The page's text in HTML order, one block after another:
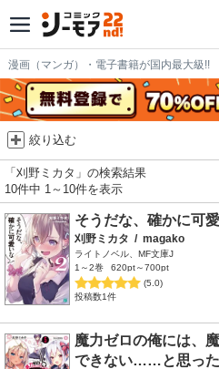
漫画（マンガ）・電子書籍が国内最大級!!
絞り込む
「刈野ミカタ」の検索結果
10件中 1～10件を表示
そうだな、確かに可
刈野ミカタ / magako
ライトノベル、MF文庫J
1～2巻
620pt～700pt
(5.0)
投稿数1件
魔力ゼロの俺には、
できない……と思った